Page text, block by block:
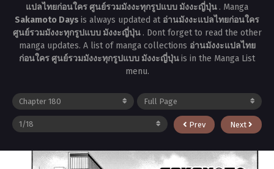
แปลไทยก่อนใคร ศูนย์รวมมังงะทุกรูปแบบ มังงะญี่ปุ่น . Manga
Sakamoto Days is always updated at อ่านมังงะแปลไทยก่อนใคร
ศูนย์รวมมังงะทุกรูปแบบ มังงะญี่ปุ่น . Dont forget to read the other
manga updates. A list of manga collections อ่านมังงะแปลไทย
ก่อนใคร ศูนย์รวมมังงะทุกรูปแบบ มังงะญี่ปุ่นis in the Manga List
menu.
Prev Next